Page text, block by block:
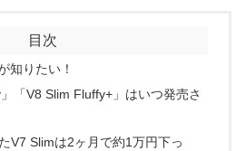
目次
知りたい！
」「V8 Slim Fluffy+」はいつ発売さ
V7 Slimは2ヶ月で約1万円下っ